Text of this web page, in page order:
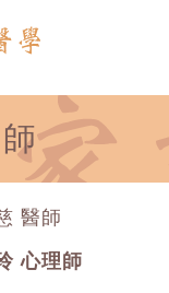
醫師
心理師